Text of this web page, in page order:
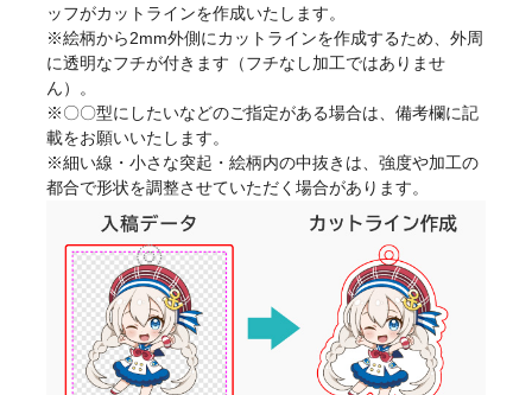
ッフがカットラインを作成いたします。
※絵柄から2mm外側にカットラインを作成するため、外周
に透明なフチが付きます（フチなし加工ではありませ
ん）。
※〇〇型にしたいなどのご指定がある場合は、備考欄に記
載をお願いいたします。
※細い線・小さな突起・絵柄内の中抜きは、強度や加工の
都合で形状を調整させていただく場合があります。